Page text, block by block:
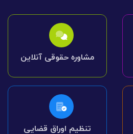
مشاوره حقوقی آنلاین
تنظیم اوراق قضایی